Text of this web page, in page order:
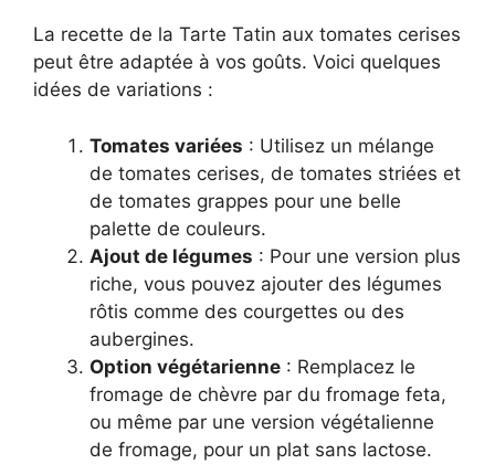
La recette de la Tarte Tatin aux tomates cerises
peut être adaptée à vos goûts. Voici quelques
idées de variations :
Tomates variées : Utilisez un mélange
de tomates cerises, de tomates striées et
de tomates grappes pour une belle
palette de couleurs.
Ajout de légumes : Pour une version plus
riche, vous pouvez ajouter des légumes
rôtis comme des courgettes ou des
aubergines.
Option végétarienne : Remplacez le
fromage de chèvre par du fromage feta,
ou même par une version végétalienne
de fromage, pour un plat sans lactose.